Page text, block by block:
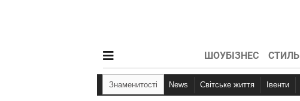
ШОУБІЗНЕС СТИЛЬ
Знаменитості News Світське життя Івенти